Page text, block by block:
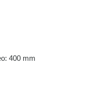
400 mm